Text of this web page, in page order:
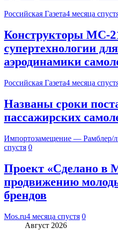
Российская Газета4 месяца
Конструкторы МС-
супертехнологии
аэродинамики
Российская Газета4 месяца
Названы сроки
пассажирских
Импортозамещение — Рамблер/
спустя 0
Проект «Сделано в
продвижению
брендов
Mos.ru4 месяца спустя 0
Август 2026